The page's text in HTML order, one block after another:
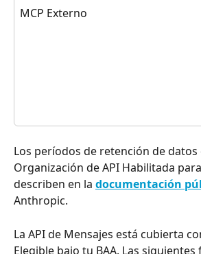
MCP Externo
Los períodos de retención de
Organización de API Habilitada
describen en la documentación
Anthropic.
La API de Mensajes está cubierta
Elegible bajo tu BAA. Las